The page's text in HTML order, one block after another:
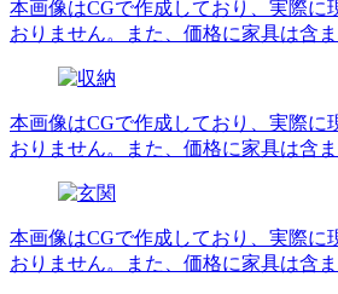
本画像はCGで作成しており、実際に
おりません。また、価格に家具は含
本画像はCGで作成しており、実際に
おりません。また、価格に家具は含
本画像はCGで作成しており、実際に
おりません。また、価格に家具は含